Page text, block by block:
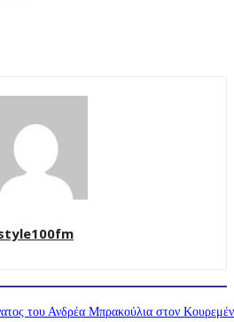
του Ανδρέα Μπρακούλια στον